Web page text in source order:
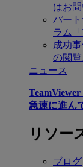
はお問
パー
ラム「
成功事
の閲覧
ニュース
急速に進ん
リソー
ブログ